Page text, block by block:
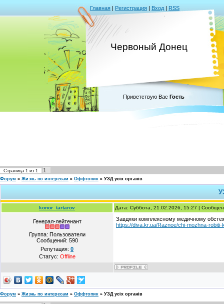
Главная | Регистрация | Вход | RSS
Червоный Донец
Приветствую Вас Гость
Страница 1 из 1 1
Форум » Жизнь по интересам » Оффтопик » УЗД усіх органів
konor_tartarov Дата: Суббота, 21.02.2026, 15:27 |
Генерал-лейтенант
Группа: Пользователи
Сообщений: 590
Репутация: 0
Статус: Offline
Завдяки комплексному медичному
https://diva.kr.ua/Raznoe/chi-mozhna-
Форум » Жизнь по интересам » Оффтопик » УЗД усіх органів